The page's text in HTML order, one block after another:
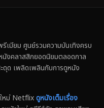
เมียม ศูนย์รวมความบันเทิงครบ
นังคลาสสิกยอดนิยมตลอดกาล
ดุด เพลิดเพลินกับการดูหนัง
หม่ Netflixดูหนังเต็มเรื่อง